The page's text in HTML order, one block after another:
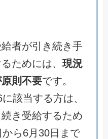
者が引き続き手
ためには、 現況
則不要です。
該当する方は、
き受給するため
から6月30日まで